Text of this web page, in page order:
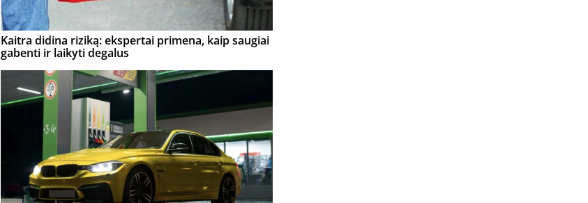
Kaitra didina riziką: ekspertai primena, kaip saugiai
gabenti ir laikyti degalus